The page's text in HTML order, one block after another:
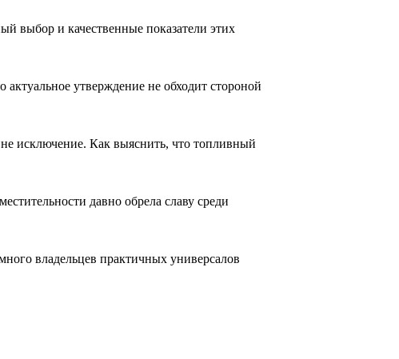
выбор и качественные показатели этих
утверждение не обходит стороной
исключение. Как выяснить, что топливный
давно обрела славу среди
владельцев практичных универсалов